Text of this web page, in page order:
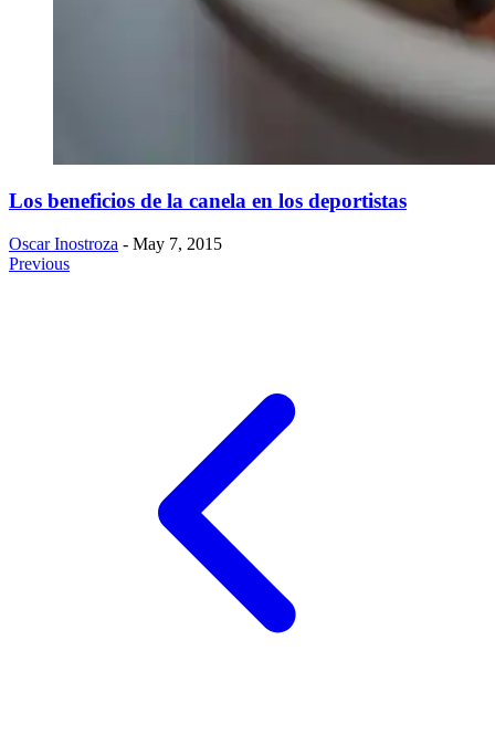
Los beneficios de la canela en los deportistas
Oscar Inostroza - May 7, 2015
Previous